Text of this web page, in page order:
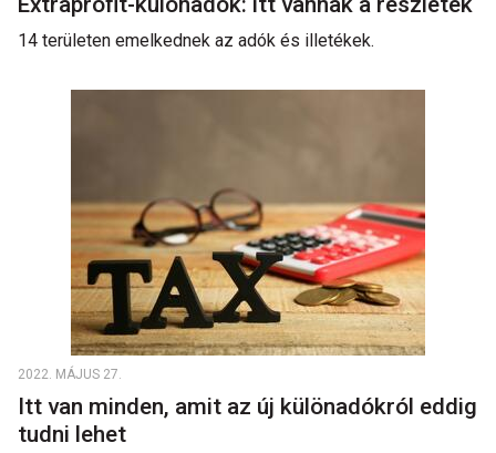
14 területen emelkednek az adók és illetékek.
2022. MÁJUS 27.
Itt van minden, amit az új különadókról eddig
tudni lehet